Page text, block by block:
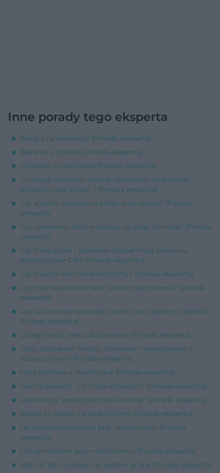
Inne porady tego eksperta
Alergia na papierosy [Porada eksperta]
Bekanie u dziecka [Porada eksperta]
Ciśnienie u nastolatka [Porada eksperta]
Co mogą oznaczać dziwne zgrubienia na piszczeli,
przypominają siniaki ? [Porada eksperta]
Czy alkohol wpływa na próby wątrobowe? [Porada
eksperta]
Czy czernienie złota wskazuje na jakąś chorobę? [Porada
eksperta]
Czy miesiączka i zapalenie dziąseł mają wpływ na
podwyższone OB? [Porada eksperta]
Czy można mieć dwie śledziony? [Porada eksperta]
Czy można przestać brać leki na nadciśnienie? [Porada
eksperta]
Czy są domowe sposoby na silny stan zapalny żołądka?
[Porada eksperta]
Dolegliwości wieku dojrzewania [Porada eksperta]
Duża rozpiętość między ciśnieniem skurczowym a
rozkurczowym [Porada eksperta]
Flora jelitowa u noworodka [Porada eksperta]
Guz na plecach - co może oznaczać? [Porada eksperta]
Jak obniżyć podwyższoną bilirubinę? [Porada eksperta]
Kaszel po lekach na nadciśnienie [Porada eksperta]
Leczenie przeziębienia przy nadciśnieniu [Porada
eksperta]
Lot samolotem przy nadciśnieniu [Porada eksperta]
Mam 12 lat i uważam, że jestem gruba [Porada eksperta]